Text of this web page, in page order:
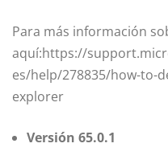
Para más información
aquí:https://
es/help/278835/how-to-
explorer
Versión 65.0.1